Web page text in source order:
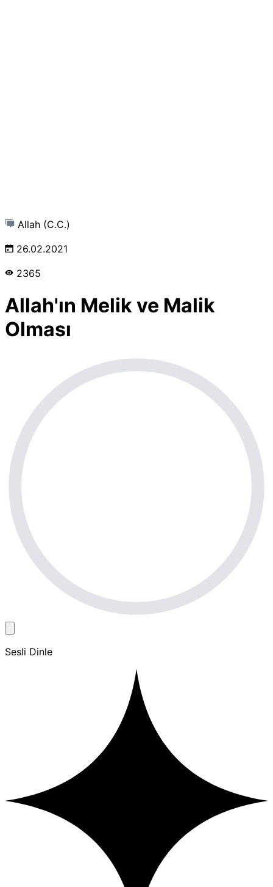
Allah (C.C.)
26.02.2021
2365
Allah'ın Melik ve Malik
Olması
Sesli Dinle